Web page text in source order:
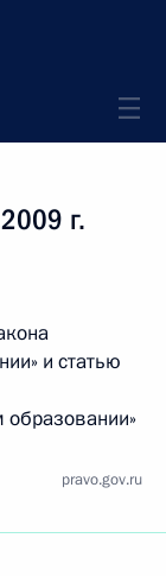
г.
и статью
образовании»
pravo.gov.ru